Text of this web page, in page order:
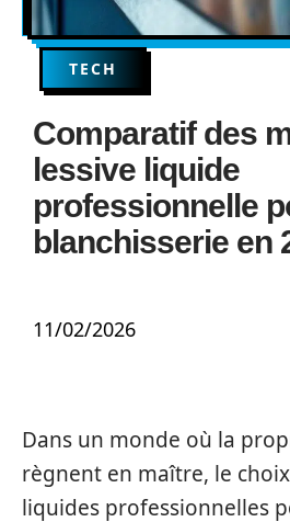
TECH
Comparatif des
lessive liquide
professionnelle
blanchisserie en
11/02/2026
Dans un monde où la
règnent en maître, le
liquides professionnelles